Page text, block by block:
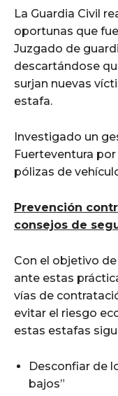
La Guardia Civil
oportunas que
Juzgado de
descartándose
surjan nuevas
estafa.
Investigado un
Fuerteventura
pólizas de
Prevención
consejos de
Con el objetivo
ante estas
vías de
evitar el riesgo
estas estafas
Desconfiar de
bajos”